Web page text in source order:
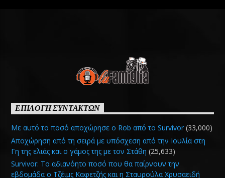
ΕΠΙΛΟΓΗ ΣΥΝΤΑΚΤΩΝ
Με αυτό το ποσό αποχώρησε ο Rob από το Survivor (33,000)
Αποχώρηση από τη σειρά με υπόσχεση από την Ιουλία στη
Γη της ελιάς και ο γάμος της με τον Στάθη (25,633)
Survivor: Το αδιανόητο ποσό που θα παίρνουν την
εβδομάδα ο Τζέιμς Καφετζής και η Σταυρούλα Χρυσαειδή